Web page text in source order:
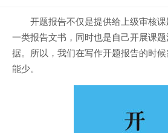
开题报告不仅是提供给上级审核
一类报告文书，同时也是自己开展课
据。所以，我们在写作开题报告的时
能少。